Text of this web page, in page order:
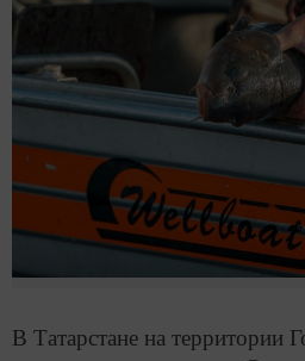
В Татарстане на территории